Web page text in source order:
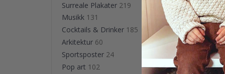
Surreale Plakater 219
Musikk 131
Cocktails & Drinker 185
Arkitektur 60
Sportsposter 24
Pop art 102